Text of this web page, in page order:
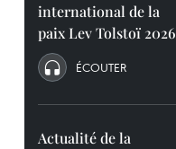
international de la
paix Lev Tolstoï 2026
ÉCOUTER
Actualité de la